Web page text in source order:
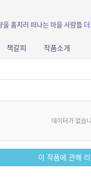
훔치러 떠나는 마을 사람들
책갈피 작품소개
데이터가 없습
이 작품에 관해